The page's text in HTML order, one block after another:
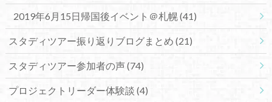
2019年6月15日帰国後イベント＠札幌(41)
スタディツアー振り返りブログまとめ (21)
スタディツアー参加者の声(74)
プロジェクトリーダー体験談 (4)